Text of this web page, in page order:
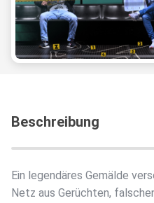
Beschreibung
Ein legendäres Gemälde
Netz aus Gerüchten,